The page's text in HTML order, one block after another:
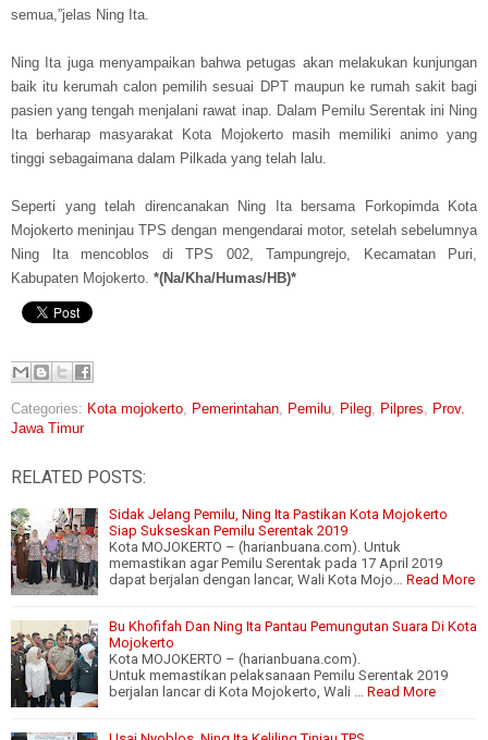
semua,”jelas Ning Ita.
Ning Ita juga menyampaikan bahwa petugas akan melakukan kunjungan
baik itu kerumah calon pemilih sesuai DPT maupun ke rumah sakit bagi
pasien yang tengah menjalani rawat inap. Dalam Pemilu Serentak ini Ning
Ita berharap masyarakat Kota Mojokerto masih memiliki animo yang
tinggi sebagaimana dalam Pilkada yang telah lalu.
Seperti yang telah direncanakan Ning Ita bersama Forkopimda Kota
Mojokerto meninjau TPS dengan mengendarai motor, setelah sebelumnya
Ning Ita mencoblos di TPS 002, Tampungrejo, Kecamatan Puri,
Kabupaten Mojokerto. *(Na/Kha/Humas/HB)*
Categories: Kota mojokerto, Pemerintahan, Pemilu, Pileg, Pilpres, Prov.
Jawa Timur
RELATED POSTS:
Sidak Jelang Pemilu, Ning Ita Pastikan Kota Mojokerto
Siap Sukseskan Pemilu Serentak 2019
Kota MOJOKERTO – (harianbuana.com). Untuk
memastikan agar Pemilu Serentak pada 17 April 2019
dapat berjalan dengan lancar, Wali Kota Mojo… Read More
Bu Khofifah Dan Ning Ita Pantau Pemungutan Suara Di Kota
Mojokerto
Kota MOJOKERTO – (harianbuana.com).
Untuk memastikan pelaksanaan Pemilu Serentak 2019
berjalan lancar di Kota Mojokerto, Wali … Read More